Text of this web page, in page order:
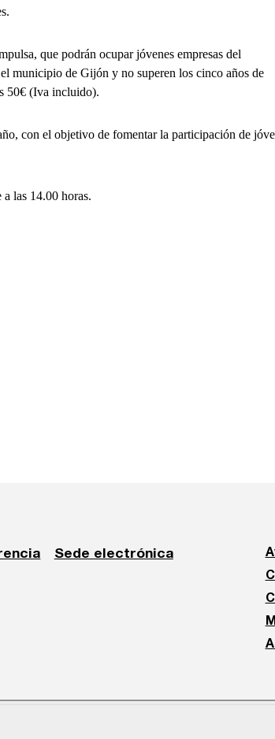
que podrán ocupar jóvenes empresas del
municipio de Gijón y no superen los cinco años de
50€ (Iva incluido).
con el objetivo de fomentar la participación de
las 14.00 horas.
Sede electrónica